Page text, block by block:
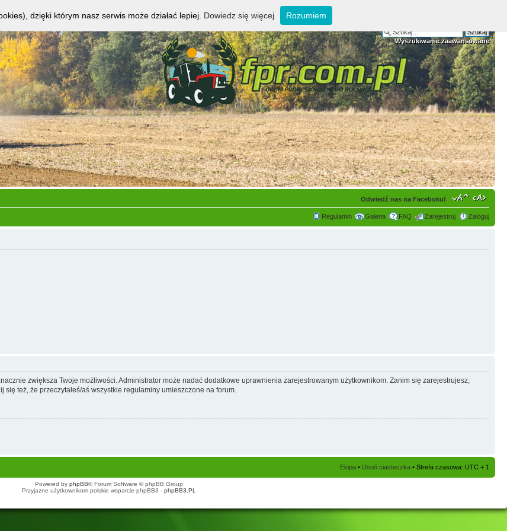
Wyszukiwanie zaawansowane
Odwiedź nas na Faceboku!
Regulamin Galeria FAQ Zarejestruj Zaloguj
zwiększa Twoje możliwości. Administrator może nadać dodatkowe uprawnienia zarejestrowanym użytkownikom. Zanim się zarejestrujesz,
też, że przeczytałeś/aś wszystkie regulaminy umieszczone na forum.
Ekipa • Usuń ciasteczka • Strefa czasowa: UTC + 1
Powered by phpBB® Forum Software © phpBB Group
Przyjazne użytkownikom polskie wsparcie phpBB3 - phpBB3.PL
dzięki którym nasz serwis może działać lepiej. Dowiedz się więcej Rozumiem